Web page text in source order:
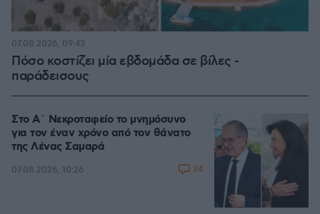
Πόσο κοστίζει μία εβδομάδα σε βίλες -
παράδεισους
07.08.2026, 09:43
Στο Α΄ Νεκροταφείο το μνημόσυνο
για τον έναν χρόνο από τον θάνατο
της Λένας Σαμαρά
07.08.2026, 10:26 24